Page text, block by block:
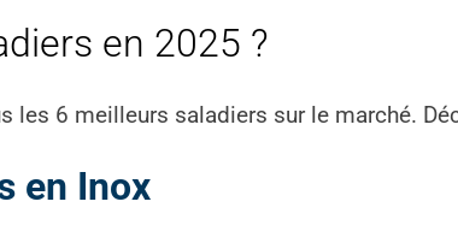
en 2025 ?
les 6 meilleurs saladiers sur le marché.
en Inox